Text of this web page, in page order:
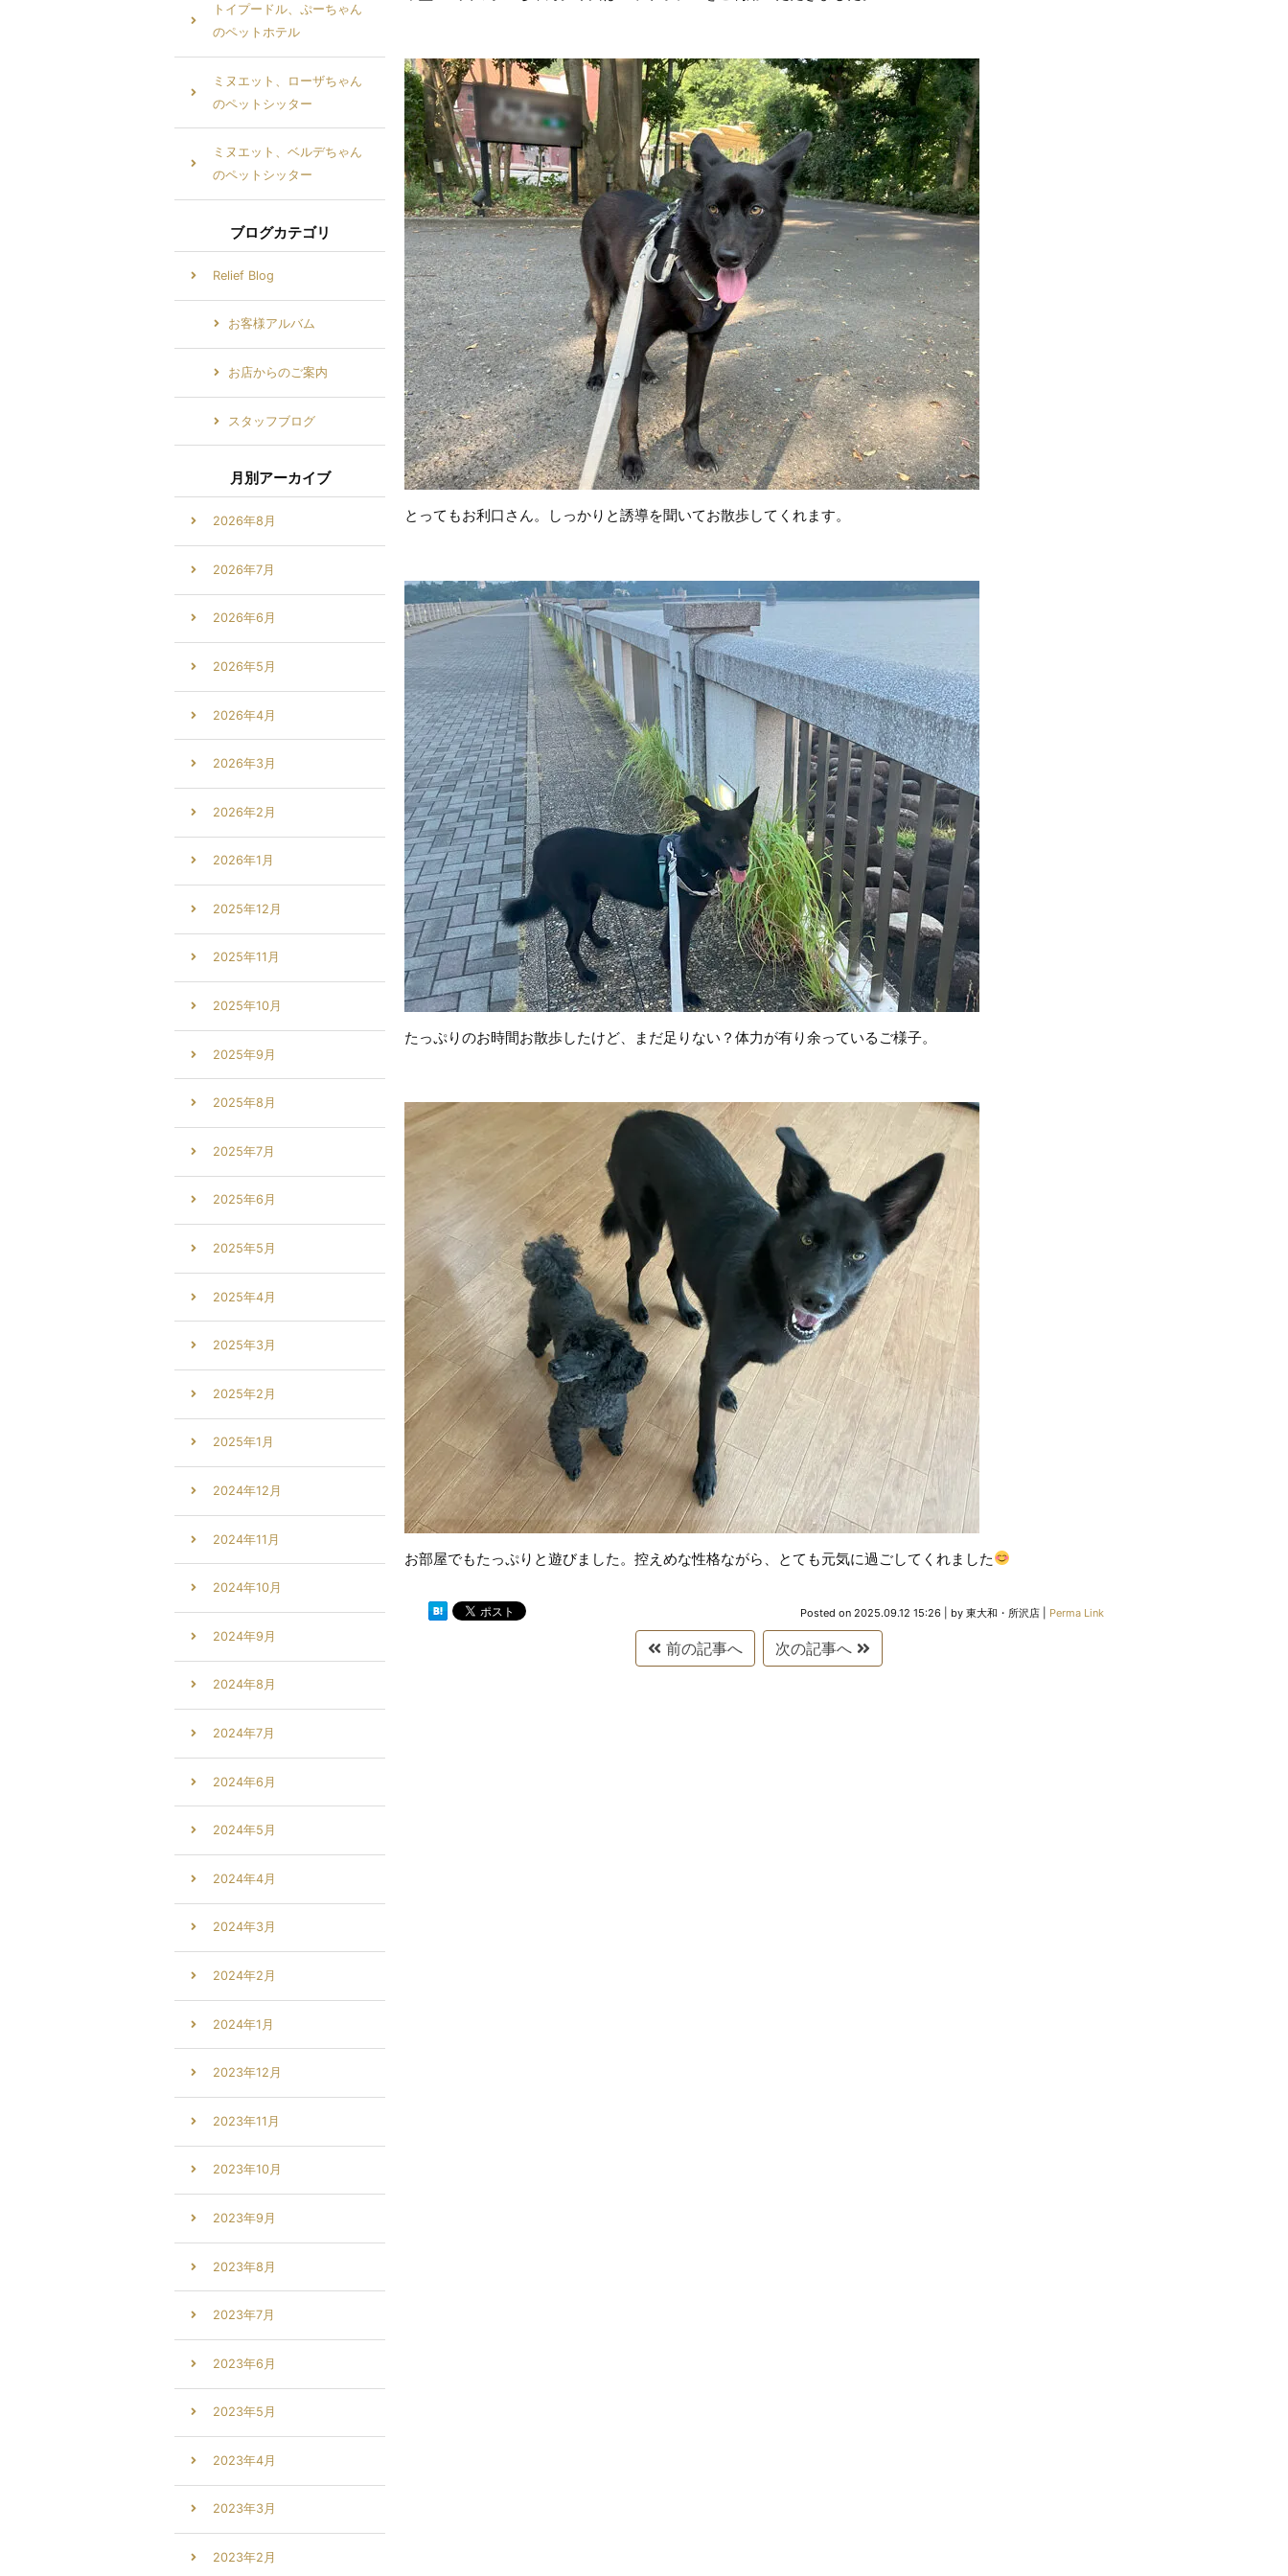
とってもお利口さん。しっかりと誘導を聞いてお散歩してくれます。
たっぷりのお時間お散歩したけど、まだ足りない？体力が有り余っているご様子。
お部屋でもたっぷりと遊びました。控えめな性格ながら、とても元気に過ごしてくれました
Posted on 2025.09.12 15:26 by 東大和・所沢店 Perma Link
前の記事へ 次の記事へ
トイプードル、ぷーちゃん
のペットホテル
ミヌエット、ローザちゃん
のペットシッター
ミヌエット、ベルデちゃん
のペットシッター
ブログカテゴリ
Relief Blog
お客様アルバム
お店からのご案内
スタッフブログ
月別アーカイブ
2026年8月
2026年7月
2026年6月
2026年5月
2026年4月
2026年3月
2026年2月
2026年1月
2025年12月
2025年11月
2025年10月
2025年9月
2025年8月
2025年7月
2025年6月
2025年5月
2025年4月
2025年3月
2025年2月
2025年1月
2024年12月
2024年11月
2024年10月
2024年9月
2024年8月
2024年7月
2024年6月
2024年5月
2024年4月
2024年3月
2024年2月
2024年1月
2023年12月
2023年11月
2023年10月
2023年9月
2023年8月
2023年7月
2023年6月
2023年5月
2023年4月
2023年3月
2023年2月